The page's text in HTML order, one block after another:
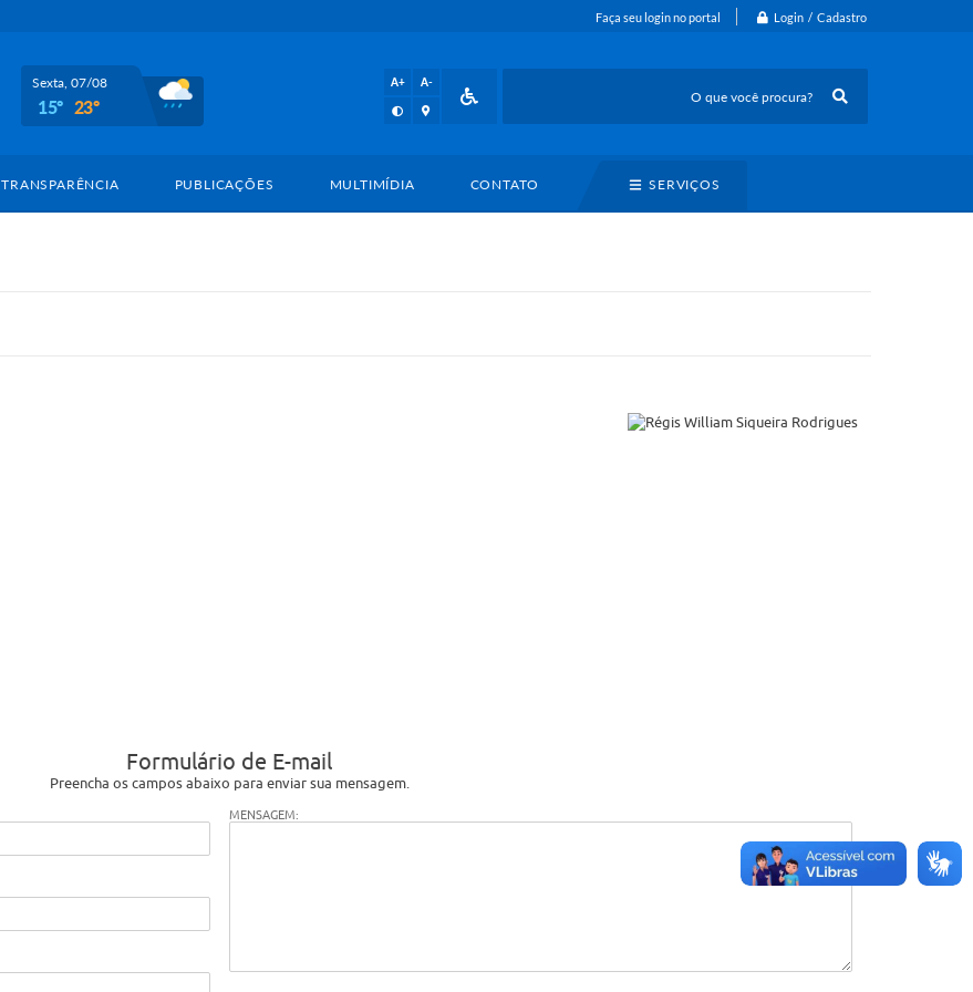
Faça seu login no portal Login / Cadastro
Sexta, 07/08
15º 23º
A+ A-
TRANSPARÊNCIA PUBLICAÇÕES MULTIMÍDIA CONTATO SERVIÇOS
Formulário de E-mail
Preencha os campos abaixo para enviar sua mensagem.
MENSAGEM: